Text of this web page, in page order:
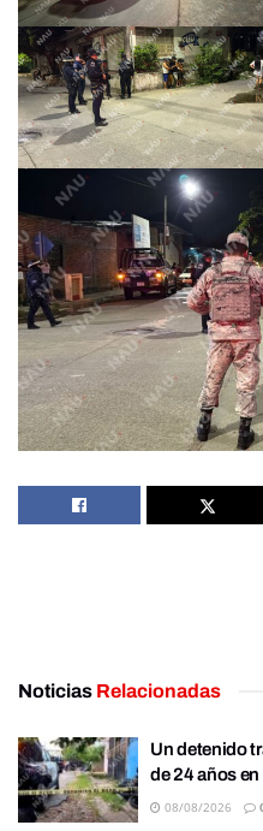
Noticias Relacionadas
Un detenido
de 24 años
08/08/2026